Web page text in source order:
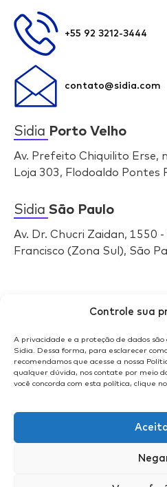
Controle sua
A privacidade e a proteção de dados
Sidia. Dessa forma, para esclarecer
recomendamos que acesse a nossa
qualquer dúvida, nos contate por meio
você concorda com esta política, clique
+55 92 3212-3444
contato@sidia.com
Sidia Porto Velho
Av. Prefeito Chiquilito Erse,
Loja 303, Flodoaldo Pontes
Sidia São Paulo
Av. Dr. Chucri Zaidan, 1550
Francisco (Zona Sul), São